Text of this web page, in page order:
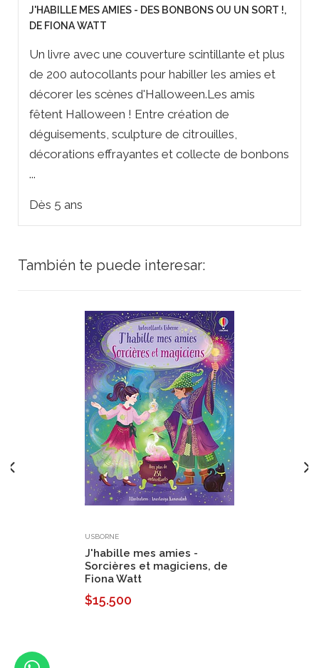
J'HABILLE MES AMIES - DES BONBONS OU UN SORT !,
DE FIONA WATT
Un livre avec une couverture scintillante et plus
de 200 autocollants pour habiller les amies et
décorer les scènes d'Halloween.Les amis
fêtent Halloween ! Entre création de
déguisements, sculpture de citrouilles,
décorations effrayantes et collecte de bonbons
...
Dès 5 ans
También te puede interesar:
USBORNE
J'habille mes amies -
Sorcières et magiciens, de
Fiona Watt
$15.500